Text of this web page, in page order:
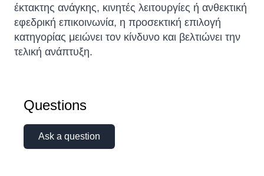
έκτακτης ανάγκης, κινητές λειτουργίες ή ανθεκτική
εφεδρική επικοινωνία, η προσεκτική επιλογή
κατηγορίας μειώνει τον κίνδυνο και βελτιώνει την
τελική ανάπτυξη.
Questions
Ask a question